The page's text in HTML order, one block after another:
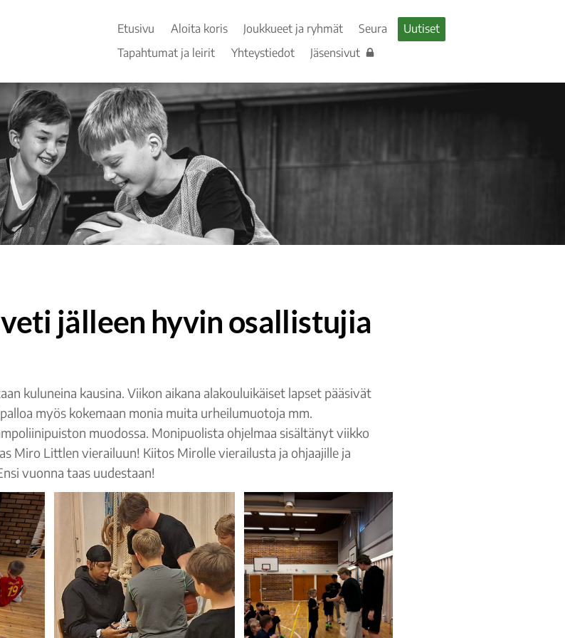
Etusivu Aloita koris Joukkueet ja ryhmät Seura
Uutiset
Tapahtumat ja leirit
Yhteystiedot Jäsensivut
jälleen hyvin osallistujia
kuluneina kausina. Viikon aikana alakouluikäiset lapset pääsivät
myös kokemaan monia muita urheilumuotoja mm.
muodossa. Monipuolista ohjelmaa sisältänyt viikko
Miro Littlen vierailuun! Kiitos Mirolle vierailusta ja ohjaajille ja
vuonna taas uudestaan!